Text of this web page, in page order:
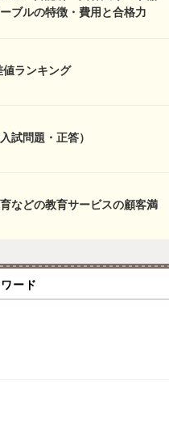
ブルの特徴・費用と合格力
ランキング
試問題・正答）
などの教育サービスの顧客満
ード